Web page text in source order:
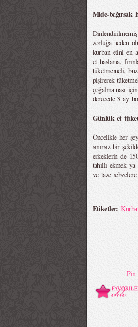
Mide-bağırsak
zorluğa neden
kurban etini en
et haşlama,
tüketmemeli,
pişirerek
çoğalmaması
derecede 3 ay
Günlük et
Öncelikle her
sınırsız bir
erkeklerin de
tahıllı ekmek
ve taze
Etiketler:
Pin